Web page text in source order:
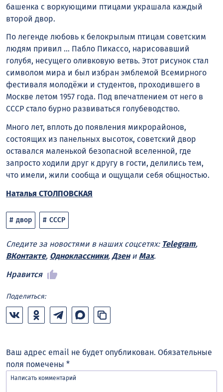
башенка с воркующими птицами украшала каждый
второй двор.
По легенде любовь к белокрылым птицам советским
людям привил … Пабло Пикассо, нарисовавший
голубя, несущего оливковую ветвь. Этот рисунок стал
символом мира и был избран эмблемой Всемирного
фестиваля молодёжи и студентов, проходившего в
Москве летом 1957 года. Под впечатлением от него в
СССР стало бурно развиваться голубеводство.
Много лет, вплоть до появления микрорайонов,
состоящих из панельных высоток, советский двор
оставался маленькой безопасной вселенной, где
запросто ходили друг к другу в гости, делились тем,
что имели, жили сообща и ощущали себя общностью.
Наталья СТОЛПОВСКАЯ
двор СССР
Следите за новостями в наших соцсетях: Telegram,
ВКонтакте, Одноклассники, Дзени Max.
Нравится
Поделиться:
Ваш адрес email не будет опубликован. Обязательные
поля помечены *